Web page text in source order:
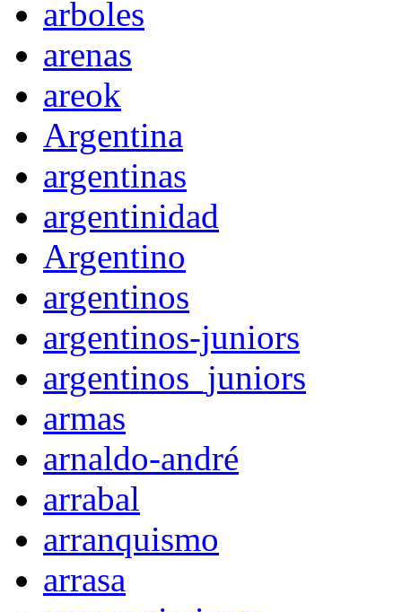
arboles
arenas
areok
Argentina
argentinas
argentinidad
Argentino
argentinos
argentinos-juniors
argentinos_juniors
armas
arnaldo-andré
arrabal
arranquismo
arrasa